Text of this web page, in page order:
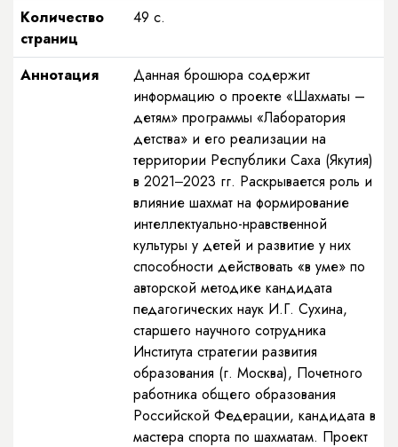
Количество
страниц
49 с.
Аннотация
Данная брошюра содержит
информацию о проекте «Шахматы –
детям» программы «Лаборатория
детства» и его реализации на
территории Республики Саха (Якутия)
в 2021‒2023 гг. Раскрывается роль и
влияние шахмат на формирование
интеллектуально-нравственной
культуры у детей и развитие у них
способности действовать «в уме» по
авторской методике кандидата
педагогических наук И.Г. Сухина,
старшего научного сотрудника
Института стратегии развития
образования (г. Москва), Почетного
работника общего образования
Российской Федерации, кандидата в
мастера спорта по шахматам. Проект